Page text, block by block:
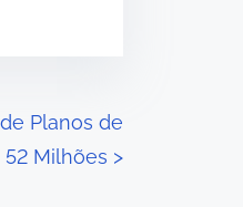
Planos de
52 Milhões >